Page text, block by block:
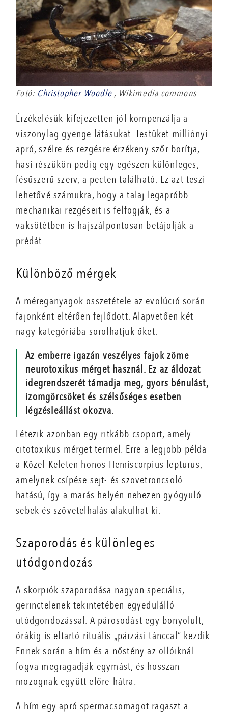
Fotó: Christopher Woodle, Wikimedia commons
Érzékelésük kifejezetten jól kompenzálja a
viszonylag gyenge látásukat. Testüket milliónyi
apró, szélre és rezgésre érzékeny szőr borítja,
hasi részükön pedig egy egészen különleges,
fésűszerű szerv, a pecten található. Ez azt teszi
lehetővé számukra, hogy a talaj legapróbb
mechanikai rezgéseit is felfogják, és a
vaksötétben is hajszálpontosan betájolják a
prédát.
Különböző mérgek
A méreganyagok összetétele az evolúció során
fajonként eltérően fejlődött. Alapvetően két
nagy kategóriába sorolhatjuk őket.
Az emberre igazán veszélyes fajok zöme
neurotoxikus mérget használ. Ez az áldozat
idegrendszerét támadja meg, gyors bénulást,
izomgörcsöket és szélsőséges esetben
légzésleállást okozva.
Létezik azonban egy ritkább csoport, amely
citotoxikus mérget termel. Erre a legjobb példa
a Közel-Keleten honos Hemiscorpius lepturus,
amelynek csípése sejt- és szövetroncsoló
hatású, így a marás helyén nehezen gyógyuló
sebek és szövetelhalás alakulhat ki.
Szaporodás és különleges
utódgondozás
A skorpiók szaporodása nagyon speciális,
gerinctelenek tekintetében egyedülálló
utódgondozással. A párosodást egy bonyolult,
órákig is eltartó rituális „párzási tánccal” kezdik.
Ennek során a hím és a nőstény az ollóiknál
fogva megragadják egymást, és hosszan
mozognak együtt előre-hátra.
A hím egy apró spermacsomagot ragaszt a